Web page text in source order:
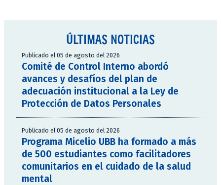
ÚLTIMAS NOTICIAS
Publicado el 05 de agosto del 2026
Comité de Control Interno abordó
avances y desafíos del plan de
adecuación institucional a la Ley de
Protección de Datos Personales
Publicado el 05 de agosto del 2026
Programa Micelio UBB ha formado a más
de 500 estudiantes como facilitadores
comunitarios en el cuidado de la salud
mental